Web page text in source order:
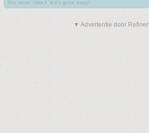
You never miss it 'til it's gone away!
▼ Advertentie door